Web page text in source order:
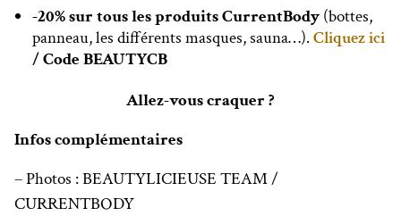
-20% sur tous les produits CurrentBody (bottes,
panneau, les différents masques, sauna…).Cliquez ici
/ Code BEAUTYCB
Allez-vous craquer ?
Infos complémentaires
– Photos : BEAUTYLICIEUSE TEAM /
CURRENTBODY